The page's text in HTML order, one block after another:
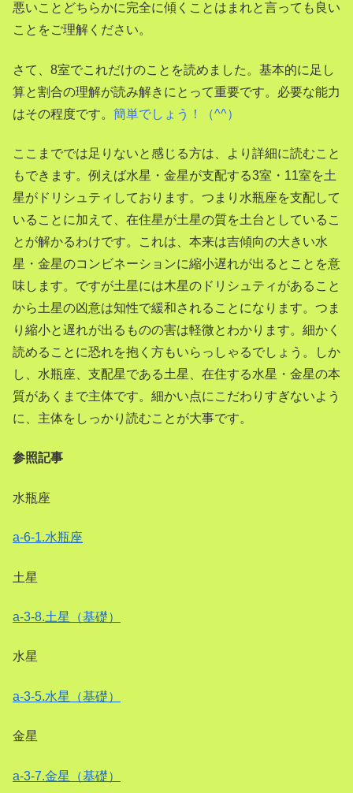
悪いことどちらかに完全に傾くことはまれと言っても良い
ことをご理解ください。
さて、8室でこれだけのことを読めました。基本的に足し
算と割合の理解が読み解きにとって重要です。必要な能力
はその程度です。 簡単でしょう！（^^）
ここまででは足りないと感じる方は、より詳細に読むこと
もできます。例えば水星・金星が支配する3室・11室を土
星がドリシュティしております。つまり水瓶座を支配して
いることに加えて、在住星が土星の質を土台としているこ
とが解かるわけです。これは、本来は吉傾向の大きい水
星・金星のコンビネーションに縮小遅れが出るとことを意
味します。ですが土星には木星のドリシュティがあること
から土星の凶意は知性で緩和されることになります。つま
り縮小と遅れが出るものの害は軽微とわかります。細かく
読めることに恐れを抱く方もいらっしゃるでしょう。しか
し、水瓶座、支配星である土星、在住する水星・金星の本
質があくまで主体です。細かい点にこだわりすぎないよう
に、主体をしっかり読むことが大事です。
参照記事
水瓶座
a-6-1.水瓶座
土星
a-3-8.土星（基礎）
水星
a-3-5.水星（基礎）
金星
a-3-7.金星（基礎）